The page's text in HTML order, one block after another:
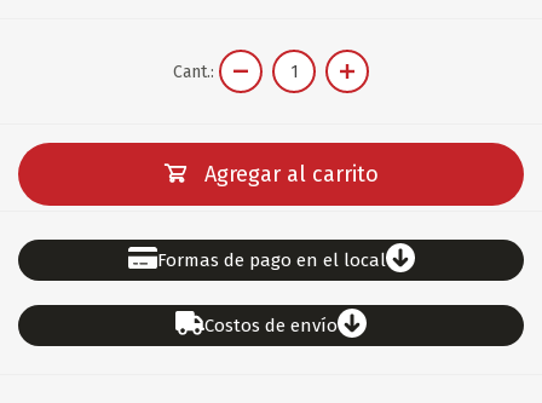
Cant.:
Agregar al carrito
Formas de pago en el local
Costos de envío